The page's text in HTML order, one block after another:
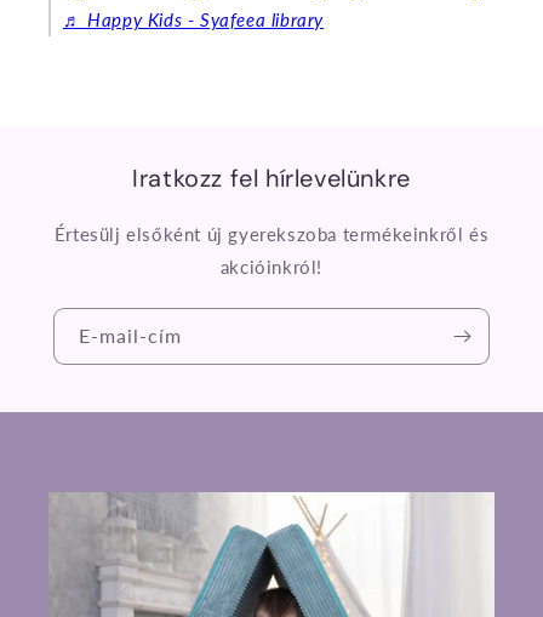
♬ Happy Kids - Syafeea library
Iratkozz fel hírlevelünkre
Értesülj elsőként új gyerekszoba termékeinkről és
akcióinkról!
E-mail-cím